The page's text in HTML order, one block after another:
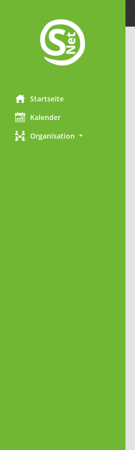
Startseite
Kalender
Organisation